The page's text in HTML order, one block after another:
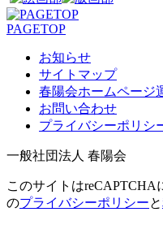
PAGETOP
お知らせ
サイトマップ
春陽会ホームページ
お問い合わせ
プライバシーポリシ
一般社団法人 春陽会
このサイトはreCAPTCHA
のプライバシーポリシーと